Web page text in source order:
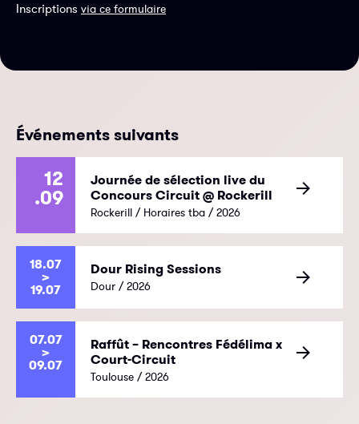
Inscriptions via ce formulaire
Événements suivants
12
.09
Journée de sélection live du
Concours Circuit @ Rockerill
Rockerill / Horaires tba / 2026
18.07
>
19.07
Dour Rising Sessions
Dour / 2026
07.07
>
09.07
Raffût – Rencontres Fédélima x
Court-Circuit
Toulouse / 2026